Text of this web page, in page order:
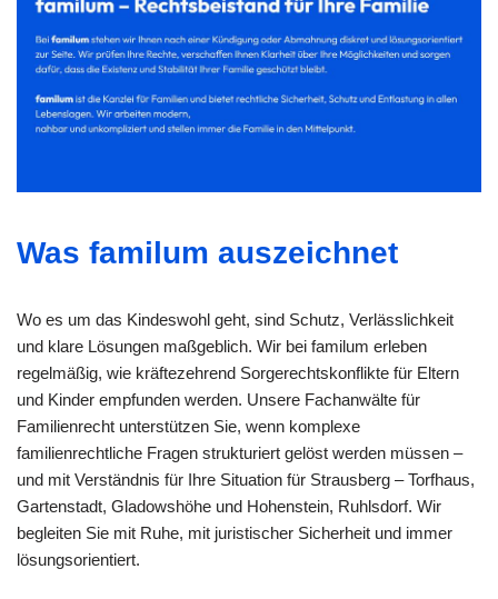
Was familum auszeichnet
Wo es um das Kindeswohl geht, sind Schutz, Verlässlichkeit
und klare Lösungen maßgeblich. Wir bei familum erleben
regelmäßig, wie kräftezehrend Sorgerechtskonflikte für Eltern
und Kinder empfunden werden. Unsere Fachanwälte für
Familienrecht unterstützen Sie, wenn komplexe
familienrechtliche Fragen strukturiert gelöst werden müssen –
und mit Verständnis für Ihre Situation für Strausberg – Torfhaus,
Gartenstadt, Gladowshöhe und Hohenstein, Ruhlsdorf. Wir
begleiten Sie mit Ruhe, mit juristischer Sicherheit und immer
lösungsorientiert.